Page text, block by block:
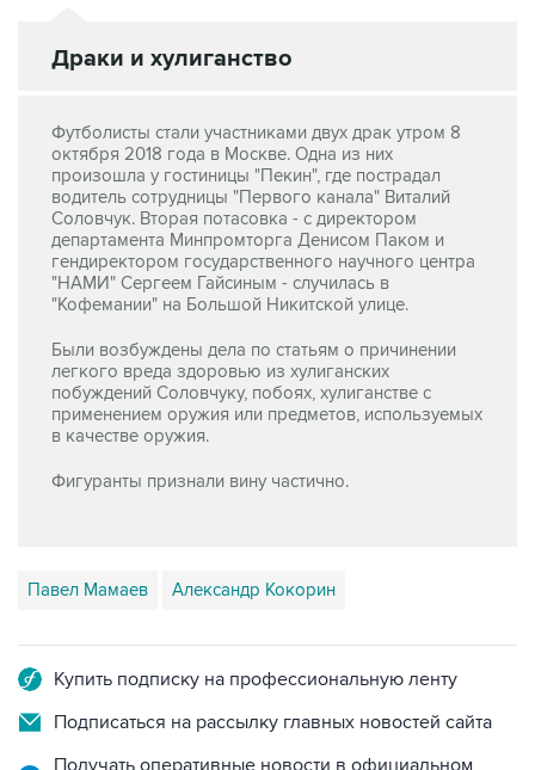
Драки и хулиганство
Футболисты стали участниками двух драк утром 8
октября 2018 года в Москве. Одна из них
произошла у гостиницы "Пекин", где пострадал
водитель сотрудницы "Первого канала" Виталий
Соловчук. Вторая потасовка - с директором
департамента Минпромторга Денисом Паком и
гендиректором государственного научного центра
"НАМИ" Сергеем Гайсиным - случилась в
"Кофемании" на Большой Никитской улице.
Были возбуждены дела по статьям о причинении
легкого вреда здоровью из хулиганских
побуждений Соловчуку, побоях, хулиганстве с
применением оружия или предметов, используемых
в качестве оружия.
Фигуранты признали вину частично.
Павел Мамаев Александр Кокорин
Купить подписку на профессиональную ленту
Подписаться на рассылку главных новостей сайта
Получать оперативные новости в официальном